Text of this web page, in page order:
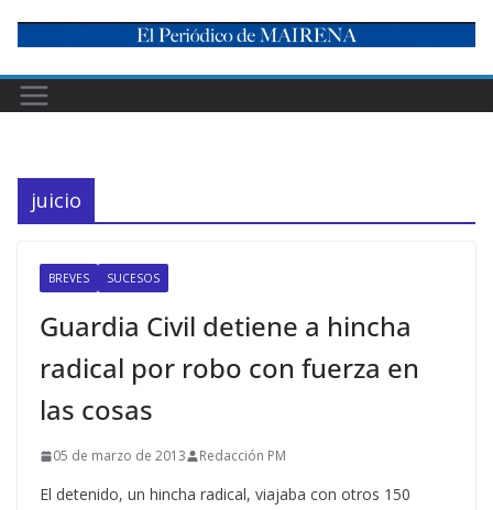
content
juicio
BREVES SUCESOS
Guardia Civil detiene a hincha
radical por robo con fuerza en
las cosas
05 de marzo de 2013 Redacción PM
El detenido, un hincha radical, viajaba con otros 150